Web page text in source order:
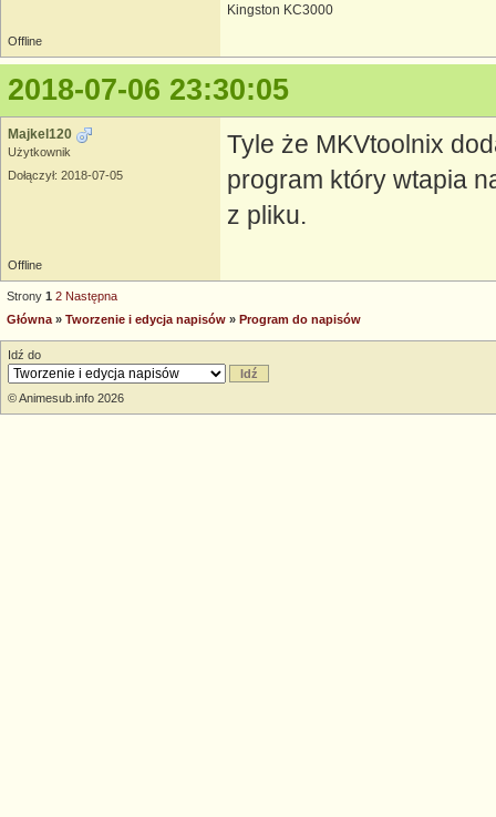
Kingston KC3000
Offline
2018-07-06 23:30:05
Majkel120
Użytkownik
Dołączył: 2018-07-05
Tyle że MKVtoolnix
program który wtapia
z pliku.
Offline
Strony 1 2 Następna
Główna » Tworzenie i edycja napisów » Program do napisów
Idź do
© Animesub.info 2026